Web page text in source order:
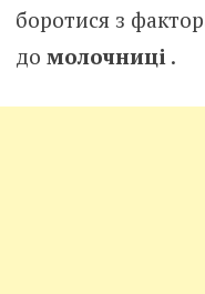
боротися з
до молочниці.